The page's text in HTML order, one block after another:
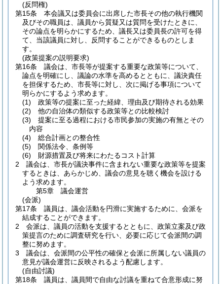
(反問権)
第15条
本会議又は委員会に出席した市長その他の執行機関
及びその職員は、議員から質疑又は質問を受けたときに、
その論点を明らかにするため、議長又は委員長の許可を得
て、当該議員に対し、反問することができるものとしま
す。
(政策提案の説明要求)
第16条
議会は、市長等が提案する重要な政策等について、
論点を明確にし、議論の水準を高めるとともに、議決責任
を担保するため、市長等に対し、次に掲げる事項について
明らかにするよう求めます。
(1)
政策等の提案に至った経緯、理由及び期待される効果
(2)
他の自治体の類似する政策等との比較検討
(3)
提案に至る過程における市民参加の実施の有無とその
内容
(4)
総合計画との整合性
(5)
関係法令、条例等
(6)
財源措置及び将来にわたるコスト計算
2
議会は、市長が議決事件に含まれない重要な政策等を提案
するときは、あらかじめ、議会の意見を聴く機会を設ける
よう求めます。
第5章
議会運営
(会派)
第17条
議員は、議会活動を円滑に実施するために、会派を
結成することができます。
2
会派は、議員の活動を支援するとともに、政策立案及び政
策提言のために調査研究を行い、必要に応じて会派間の調
整に努めます。
3
議会は、会派間の公平性の確保と会派に所属しない議員の
意見が議会運営に反映されるよう配慮します。
(自由討議)
第18条
議員は、議員間で自由な討議を重ねて合意形成に努